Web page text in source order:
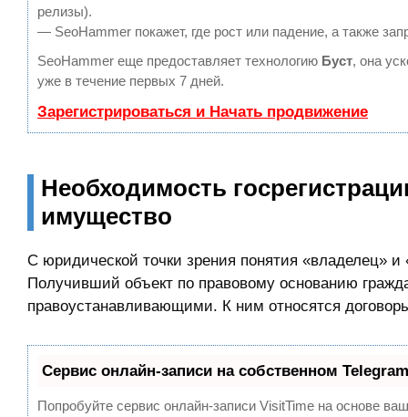
релизы).
— SeoHammer покажет, где рост или падение, а также
SeoHammer еще предоставляет технологию Буст, она
уже в течение первых 7 дней.
Зарегистрироваться и Начать продвижение
Необходимость
имущество
С юридической точки зрения понятия «владелец»
Получивший объект по правовому основанию
правоустанавливающими. К ним относятся
Сервис онлайн-записи на собственном
Попробуйте сервис онлайн-записи VisitTime на основе